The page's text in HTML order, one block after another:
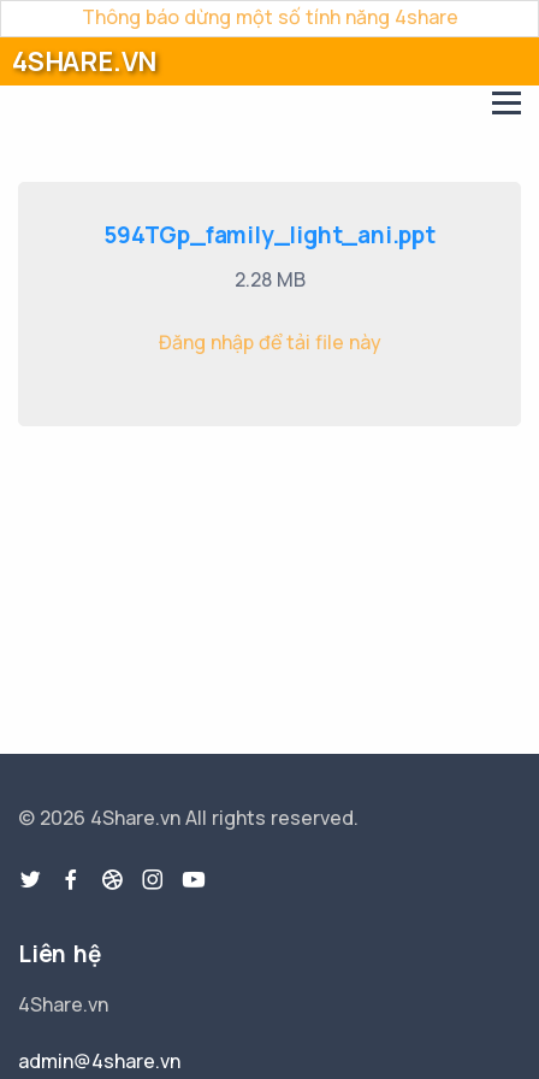
Thông báo dừng một số tính năng 4share
4SHARE.VN
594TGp_family_light_ani.ppt
2.28 MB
Đăng nhập để tải file này
© 2026 4Share.vnAll rights reserved.
Liên hệ
4Share.vn
admin@4share.vn